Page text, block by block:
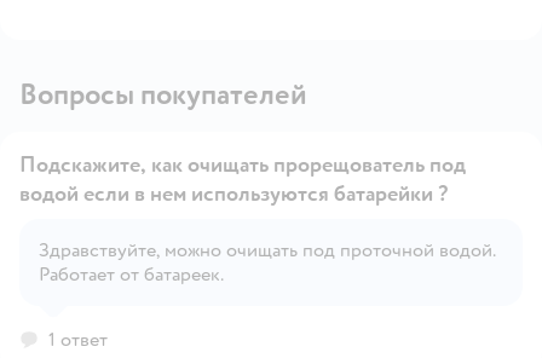
Вопросы покупателей
Открыть вопрос
Подскажите, как очищать прорещователь под
водой если в нем используются батарейки ?
Здравствуйте, можно очищать под проточной водой.
Работает от батареек.
1 ответ